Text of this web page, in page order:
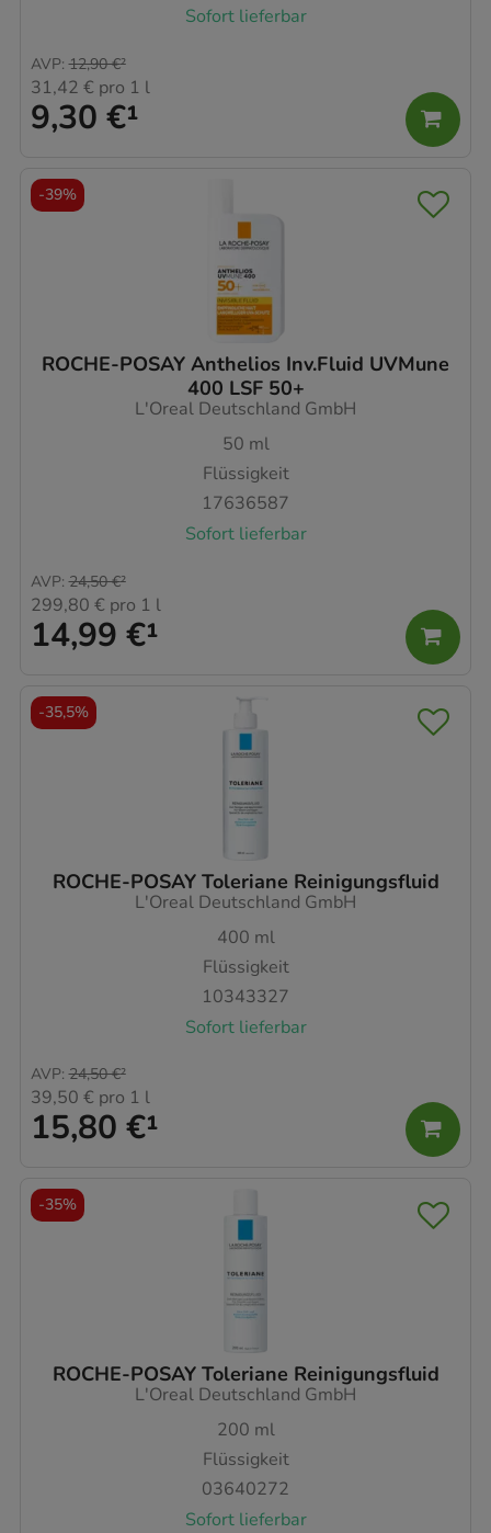
Sofort lieferbar
9,30 €¹
AVP: 12,90 €²
31,42 € pro 1 l
ROCHE-POSAY Anthelios Inv.Fluid UVMune
400 LSF 50+
L'Oreal Deutschland GmbH
50 ml
Flüssigkeit
17636587
Sofort lieferbar
14,99 €¹
AVP: 24,50 €²
299,80 € pro 1 l
-39%
ROCHE-POSAY Toleriane Reinigungsfluid
L'Oreal Deutschland GmbH
400 ml
Flüssigkeit
10343327
Sofort lieferbar
15,80 €¹
AVP: 24,50 €²
39,50 € pro 1 l
-35,5%
ROCHE-POSAY Toleriane Reinigungsfluid
L'Oreal Deutschland GmbH
200 ml
Flüssigkeit
03640272
Sofort lieferbar
-35%